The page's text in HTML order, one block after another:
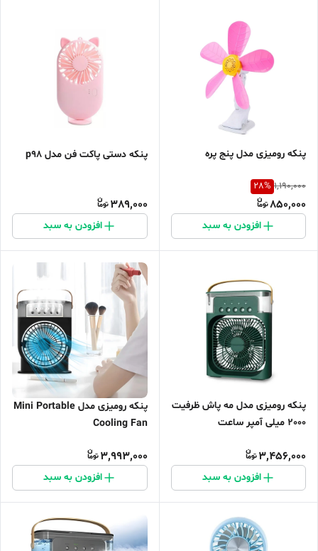
پنکه رومیزی مدل پنج پره
1,190,000
28%
850,000
افزودن به سبد
پنکه دستی پاکت فن مدل p98
389,000
افزودن به سبد
پنکه رومیزی مدل مه پاش ظرفیت
2000 میلی آمپر ساعت
3,456,000
افزودن به سبد
پنکه رومیزی مدل Mini Portable
Cooling Fan
3,993,000
افزودن به سبد